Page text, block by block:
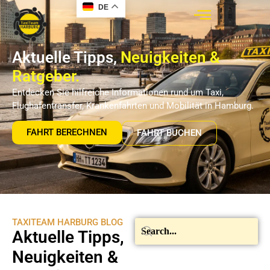
DE
Aktuelle Tipps,Neuigkeiten &
Ratgeber.
Entdecken Sie hilfreiche Informationen rund um Taxi,
Flughafentransfer, Krankenfahrten und Mobilität in Hamburg.
FAHRT BERECHNEN FAHRT BUCHEN
TAXITEAM HARBURG BLOG
Aktuelle Tipps,
Neuigkeiten &